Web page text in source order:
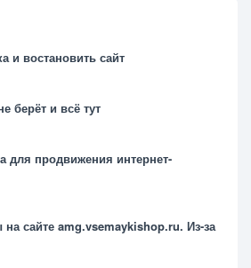
и востановить сайт
берёт и всё тут
для продвижения интернет-
сайте amg.vsemaykishop.ru. Из-за